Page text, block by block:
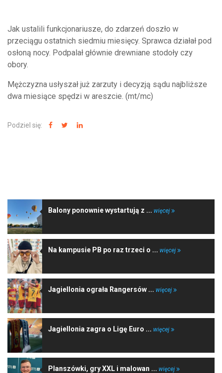
Jak ustalili funkcjonariusze, do zdarzeń doszło w
przeciągu ostatnich siedmiu miesięcy. Sprawca działał pod
osłoną nocy. Podpalał głównie drewniane stodoły czy
obory.
Mężczyzna usłyszał już zarzuty i decyzją sądu najbliższe
dwa miesiące spędzi w areszcie. (mt/mc)
Podziel się:
Balony ponownie wystartują z ... więcej
Na kampusie PB po raz trzeci o ... więcej
Jagiellonia ograła Rangersów ... więcej
Jagiellonia zagra o Ligę Euro ... więcej
Planszówki, gry XXL i malowan ... więcej